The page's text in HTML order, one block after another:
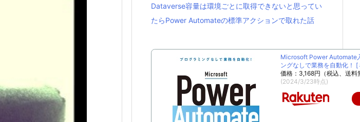
Dataverse容量は環境ごとに取得できないと思ってい
たらPower Automateの標準アクションで取れた話
Microsoft Power Automate
ングなしで業務を自動化！ [
価格：3,168円（税込、送料
(2024/3/23時点)